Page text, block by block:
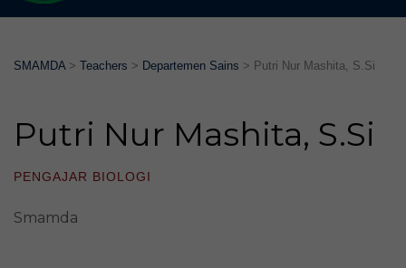
SMAMDA> Teachers > Departemen Sains > Putri Nur Mashita, S.Si
Putri Nur Mashita, S.Si
PENGAJAR BIOLOGI
Smamda